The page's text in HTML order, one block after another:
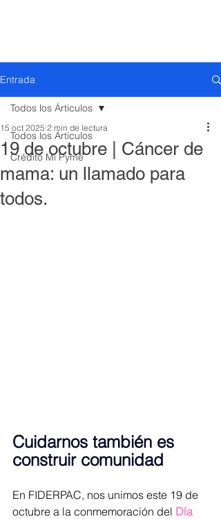
Entrada
Todos los Árticulos
Crédito Mi Pyme
Todos los Árticulos
19 de octubre | Cáncer de
mama: un llamado para
todos.
15 oct 2025 2 min de lectura
Cuidarnos también es
construir comunidad
En FIDERPAC, nos unimos este 19 de
octubre a la conmemoración del Día